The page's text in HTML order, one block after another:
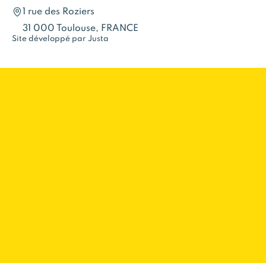
1 rue des Roziers
31 000 Toulouse, FRANCE
Site développé par Justa